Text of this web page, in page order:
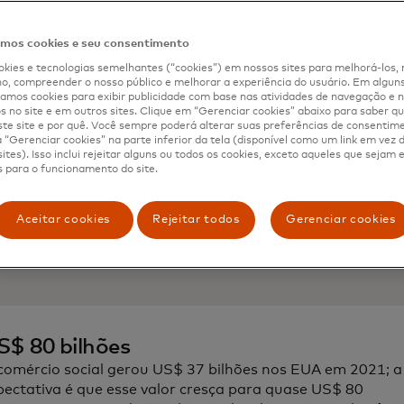
atritos e criando uma jornada mais envolvente, de
700 bilhões
se que as receitas globais do comércio social se
80 bilhões
social gerou US$ 37 bilhões nos EUA em 2021; a
é que esse valor cresça para quase US$ 80
cookies e seu consentimento
e tecnologias semelhantes (“cookies”) em nossos sites para melhorá-los,
compreender o nosso público e melhorar a experiência do usuário. Em
cookies para exibir publicidade com base nas atividades de navegação e
no site e em outros sites. Clique em “Gerenciar cookies” abaixo para saber
site e por quê. Você sempre poderá alterar suas preferências de
cookies” na parte inferior da tela (disponível como um link em vez
Isso inclui rejeitar alguns ou todos os cookies, exceto aqueles que sejam
para o funcionamento do site.
Aceitar cookies Rejeitar todos Gerenciar cookies